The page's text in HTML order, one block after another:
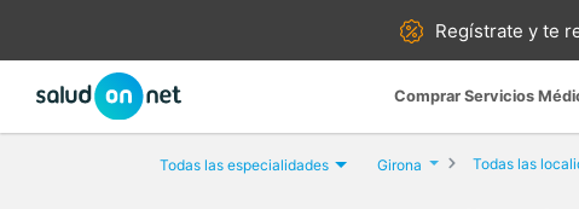
Regístrate yte
Comprar Servicios
Todas las especialidades Girona Todas las